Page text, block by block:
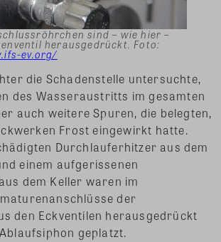
sind – wie hier –
herausgedrückt. Foto:
ev.org/
die Schadenstelle untersuchte,
des Wasseraustritts im gesamten
auch weitere Spuren, die belegten,
Frost eingewirkt hatte.
Durchlauferhitzer aus dem
einem aufgerissenen
dem Keller waren im
der
den Eckventilen herausgedrückt
geplatzt.